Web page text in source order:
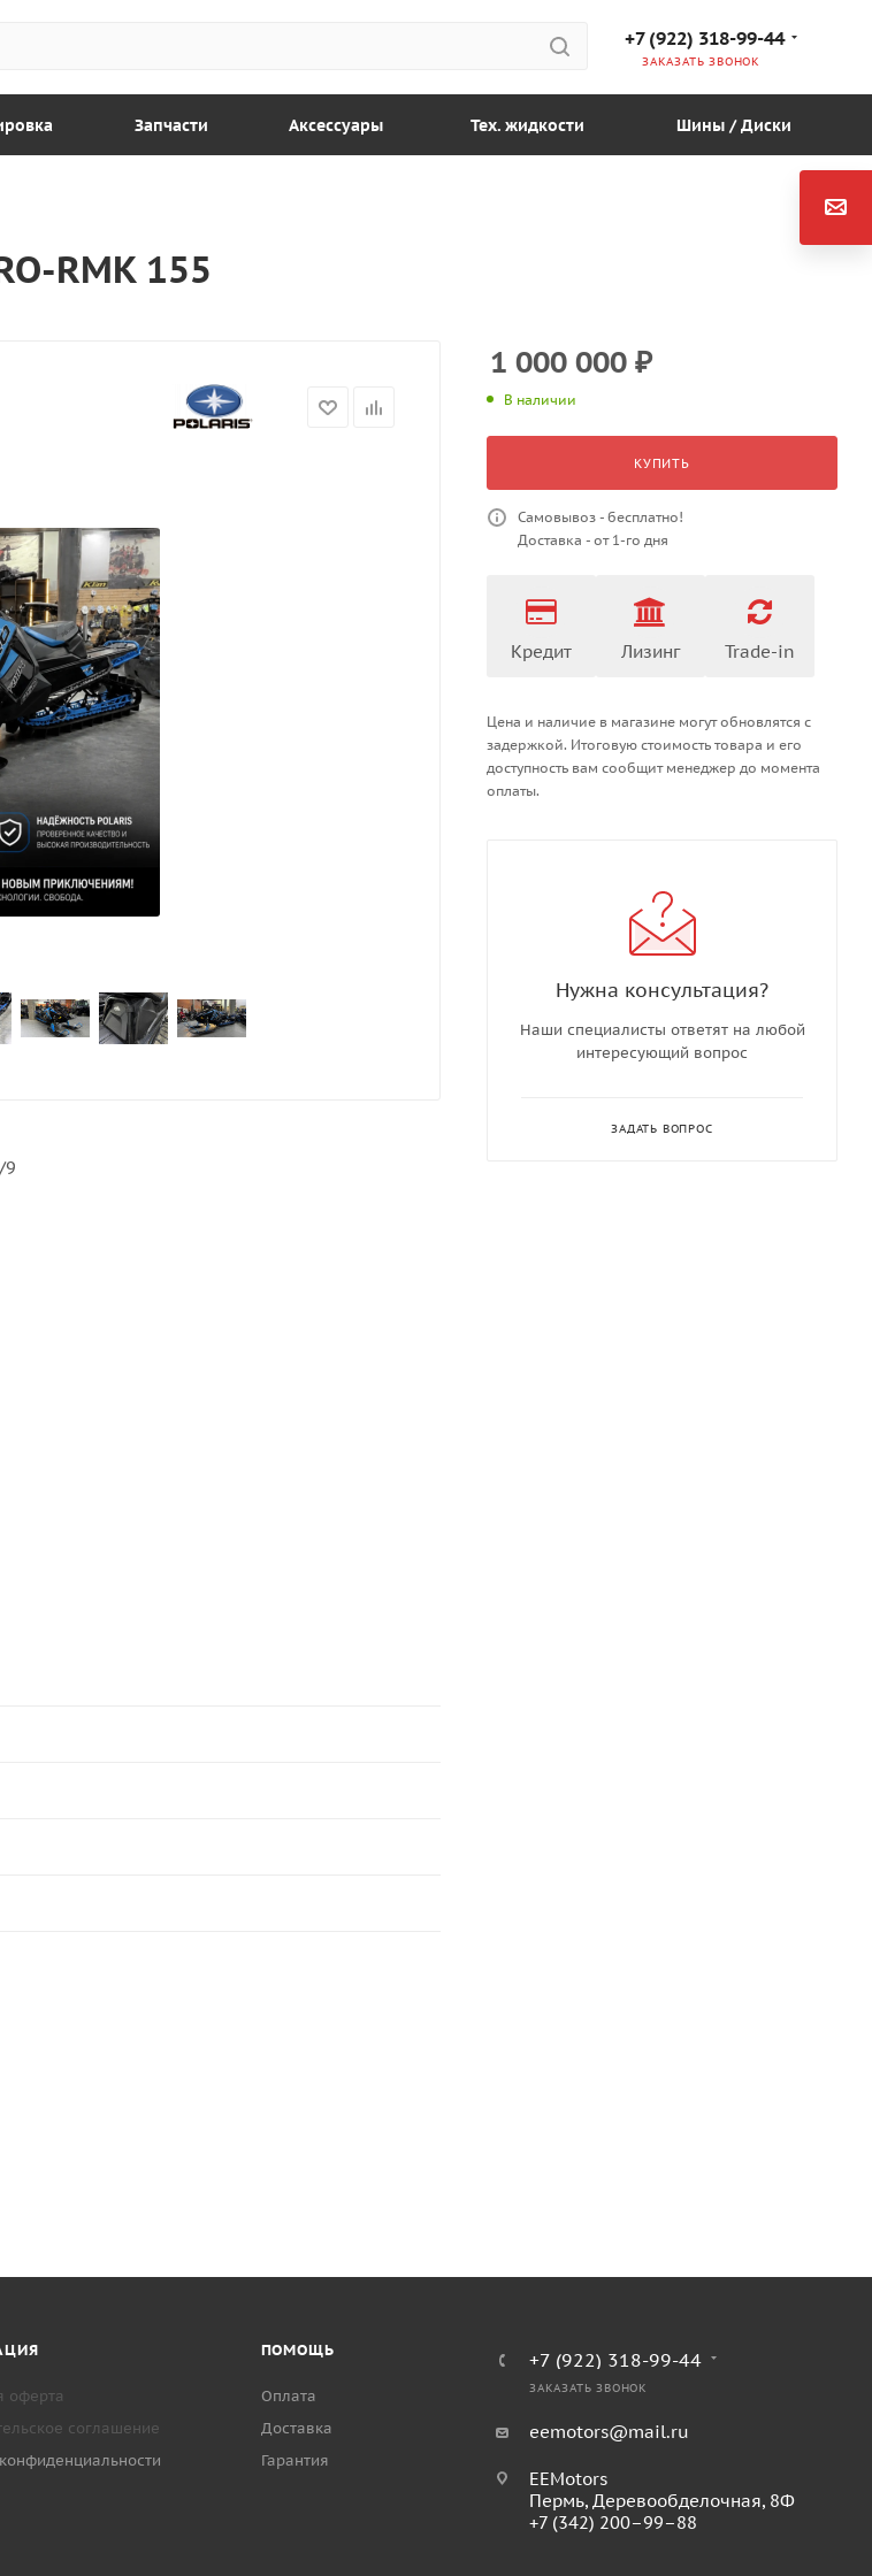
+7 (922) 318-99-44
ЗАКАЗАТЬ ЗВОНОК
Запчасти Аксессуары Тех. жидкости Шины / Диски
RMK 155
9
1 000 000 ₽
В наличии
КУПИТЬ
Самовывоз - бесплатно!
Доставка - от 1-го дня
Кредит Лизинг Trade-in
Цена и наличие в магазине могут обновлятся с
задержкой. Итоговую стоимость товара и его
доступность вам сообщит менеджер до момента
оплаты.
Нужна консультация?
Наши специалисты ответят на любой
интересующий вопрос
ЗАДАТЬ ВОПРОС
оферта
соглашение
ПОМОЩЬ
Оплата
Доставка
Гарантия
+7 (922) 318-99-44
ЗАКАЗАТЬ ЗВОНОК
eemotors@mail.ru
EEMotors
Пермь, Деревообделочная, 8Ф
+7 (342) 200–99–88